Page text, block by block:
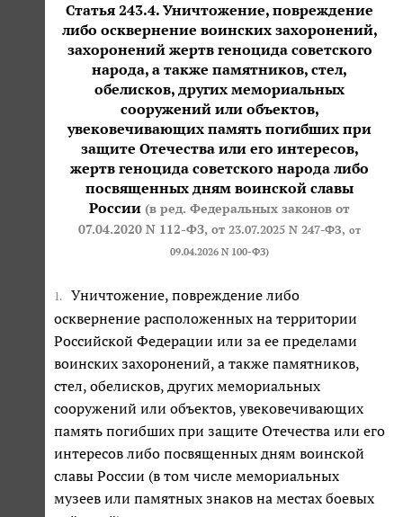
Статья 243.4. Уничтожение, повреждение
либо осквернение воинских захоронений,
захоронений жертв геноцида советского
народа, а также памятников, стел,
обелисков, других мемориальных
сооружений или объектов,
увековечивающих память погибших при
защите Отечества или его интересов,
жертв геноцида советского народа либо
посвященных дням воинской славы
России (в ред. Федеральных законов от
07.04.2020 N 112-ФЗ, от 23.07.2025 N 247-ФЗ, от
09.04.2026 N 100-ФЗ)
1.
Уничтожение, повреждение либо
осквернение расположенных на территории
Российской Федерации или за ее пределами
воинских захоронений, а также памятников,
стел, обелисков, других мемориальных
сооружений или объектов, увековечивающих
память погибших при защите Отечества или его
интересов либо посвященных дням воинской
славы России (в том числе мемориальных
музеев или памятных знаков на местах боевых